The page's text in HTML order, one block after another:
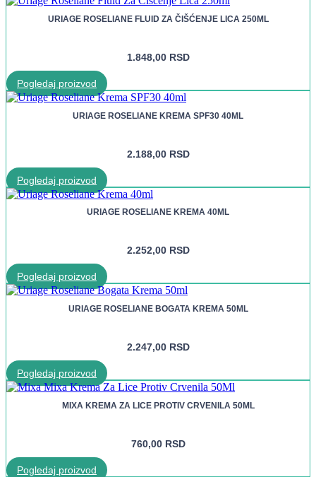
URIAGE ROSELIANE FLUID ZA ČIŠĆENJE LICA 250ML
1.848,00 RSD
Pogledaj proizvod
URIAGE ROSELIANE KREMA SPF30 40ML
2.188,00 RSD
Pogledaj proizvod
URIAGE ROSELIANE KREMA 40ML
2.252,00 RSD
Pogledaj proizvod
URIAGE ROSELIANE BOGATA KREMA 50ML
2.247,00 RSD
Pogledaj proizvod
MIXA KREMA ZA LICE PROTIV CRVENILA 50ML
760,00 RSD
Pogledaj proizvod